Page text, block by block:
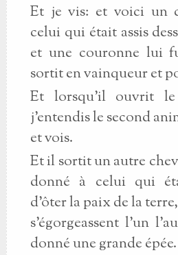
Et je vis: et voici un
celui qui était assis
et une couronne lui
sortit en vainqueur et
Et lorsqu’il ouvrit le
j’entendis le second
et vois.
Et il sortit un autre
donné à celui qui
d’ôter la paix de la
s’égorgeassent l’un
donné une grande épée.